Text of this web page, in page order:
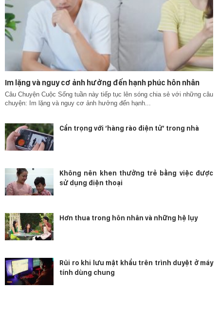
Im lặng và nguy cơ ảnh hưởng đến hạnh phúc hôn nhân
Câu Chuyện Cuộc Sống tuần này tiếp tục lên sóng chia sẻ với những câu
chuyện: Im lặng và nguy cơ ảnh hưởng đến hạnh...
Cẩn trọng với ‘hàng rào điện tử’ trong nhà
Không nên khen thưởng trẻ bằng việc được
sử dụng điện thoại
Hơn thua trong hôn nhân và những hệ lụy
Rủi ro khi lưu mật khẩu trên trình duyệt ở máy
tính dùng chung